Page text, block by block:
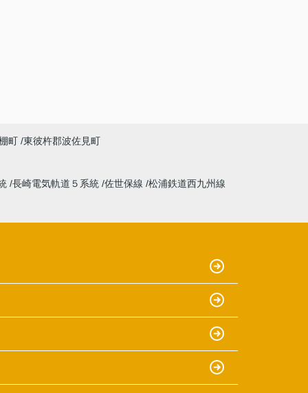
町 東彼杵郡波佐見町
長崎電気軌道５系統 佐世保線 松浦鉄道西九州線